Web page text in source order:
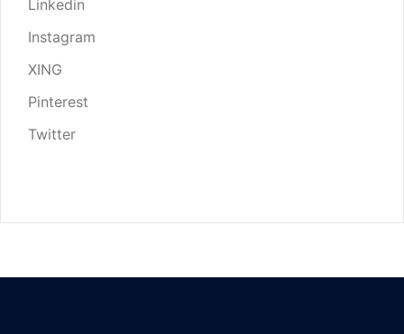
Linkedin
Instagram
XING
Pinterest
Twitter